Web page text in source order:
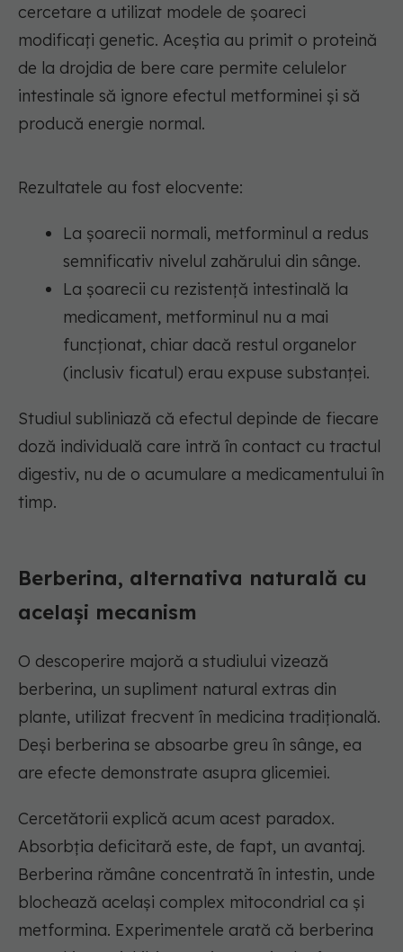
cercetare a utilizat modele de șoareci
modificați genetic. Aceștia au primit o proteină
de la drojdia de bere care permite celulelor
intestinale să ignore efectul metforminei și să
producă energie normal.
Rezultatele au fost elocvente:
La șoarecii normali, metforminul a redus
semnificativ nivelul zahărului din sânge.
La șoarecii cu rezistență intestinală la
medicament, metforminul nu a mai
funcționat, chiar dacă restul organelor
(inclusiv ficatul) erau expuse substanței.
Studiul subliniază că efectul depinde de fiecare
doză individuală care intră în contact cu tractul
digestiv, nu de o acumulare a medicamentului în
timp.
Berberina, alternativa naturală cu
același mecanism
O descoperire majoră a studiului vizează
berberina, un supliment natural extras din
plante, utilizat frecvent în medicina tradițională.
Deși berberina se absoarbe greu în sânge, ea
are efecte demonstrate asupra glicemiei.
Cercetătorii explică acum acest paradox.
Absorbția deficitară este, de fapt, un avantaj.
Berberina rămâne concentrată în intestin, unde
blochează același complex mitocondrial ca și
metformina. Experimentele arată că berberina